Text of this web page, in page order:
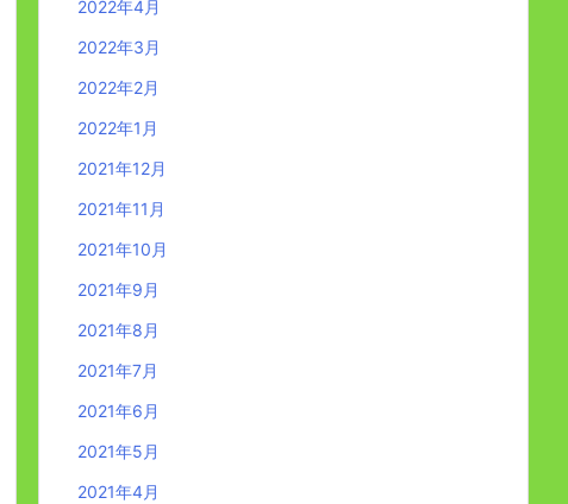
2022年4月
2022年3月
2022年2月
2022年1月
2021年12月
2021年11月
2021年10月
2021年9月
2021年8月
2021年7月
2021年6月
2021年5月
2021年4月